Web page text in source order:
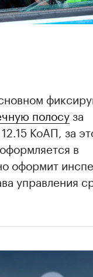
полосу за
КоАП, за
в
оформит
управления